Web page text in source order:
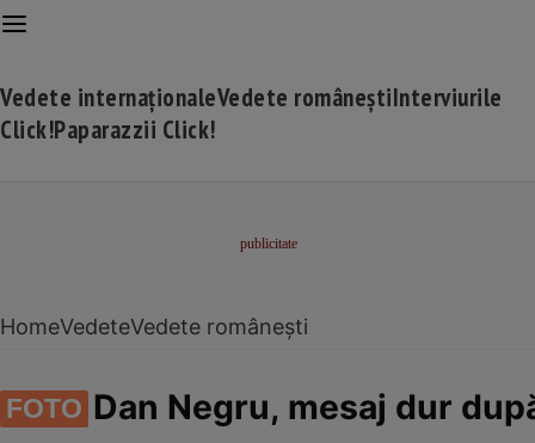
Vedete internaționaleVedete româneștiInterviurile
Click!Paparazzii Click!
HomeVedeteVedete românești
FOTO Dan Negru, mesaj dur